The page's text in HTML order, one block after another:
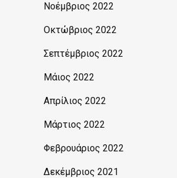
Νοέμβριος 2022
Οκτώβριος 2022
Σεπτέμβριος 2022
Μάιος 2022
Απρίλιος 2022
Μάρτιος 2022
Φεβρουάριος 2022
Δεκέμβριος 2021